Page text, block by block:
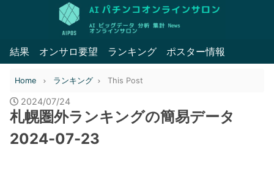
結果 オンサロ要望 ランキング ポスター情報
Home ランキング This Post
2024/07/24
札幌圏外ランキングの簡易データ
2024-07-23